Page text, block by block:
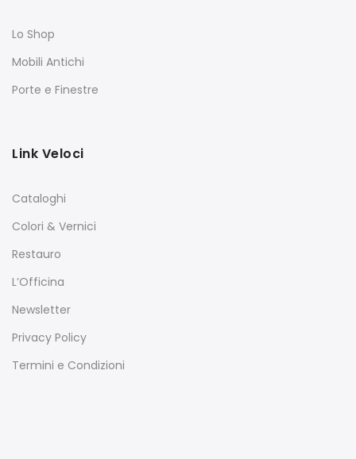
Lo Shop
Mobili Antichi
Porte e Finestre
Link Veloci
Cataloghi
Colori & Vernici
Restauro
L’Officina
Newsletter
Privacy Policy
Termini e Condizioni